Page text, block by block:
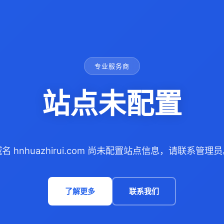
专业服务商
站点未配置
名 hnhuazhirui.com 尚未配置站点信息，请联系管理员
了解更多 联系我们